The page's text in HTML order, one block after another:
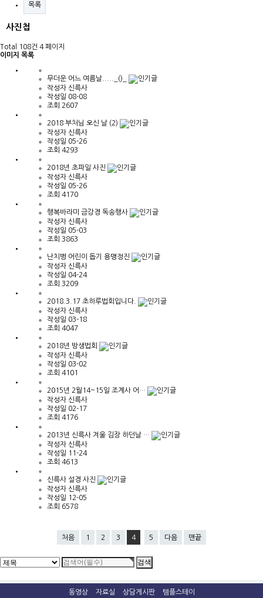
목록
사진첩
Total 108건 4 페이지
이미지 목록
무더운 어느 여름날....._()_
작성자 신륵사
작성일 08-08
조회 2607
2018 부처님 오신 날 (2)
작성자 신륵사
작성일 05-26
조회 4293
2018년 초파일 사진
작성자 신륵사
작성일 05-26
조회 4170
행복바라미 금강경 독송행사
작성자 신륵사
작성일 05-03
조회 3863
난치병 어린이 돕기 용맹정진
작성자 신륵사
작성일 04-24
조회 3209
2018.3.17 초하루법회입니다.
작성자 신륵사
작성일 03-18
조회 4047
2018년 방생법회
작성자 신륵사
작성일 03-02
조회 4101
2015년 2월14~15일 조계사 어…
작성자 신륵사
작성일 02-17
조회 4176
2013년 신륵사 겨울 김장 하던날 …
작성자 신륵사
작성일 11-24
조회 4613
신륵사 설경 사진
작성자 신륵사
작성일 12-05
조회 6578
처음 1 2 3 4 5 다음 맨끝
동영상 자료실 상담게시판 템플스테이